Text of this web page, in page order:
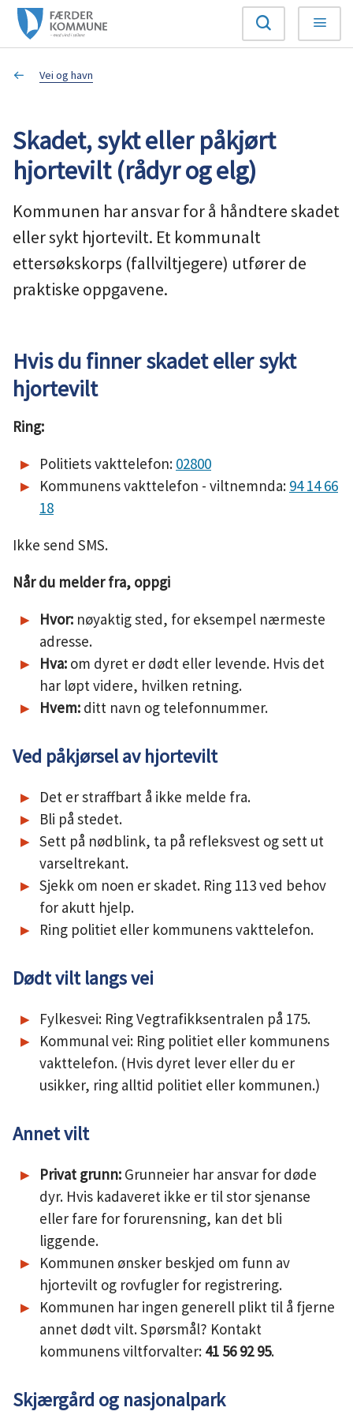
F
æ
d
e
r
k
o
m
u
e
Søk Meny
Du
her:
Vei og havn
Skadet, sykt eller påkjørt
hjortevilt (rådyr og elg)
Kommunen har ansvar for å håndtere skadet
eller sykt hjortevilt. Et kommunalt
ettersøkskorps (fallviltjegere) utfører de
praktiske oppgavene.
Hvis du finner skadet eller sykt
hjortevilt
Ring:
Politiets vakttelefon: 02800
Kommunens vakttelefon - viltnemnda: 94 14 66
18
Ikke send SMS.
Når du melder fra, oppgi
Hvor: nøyaktig sted, for eksempel nærmeste
adresse.
Hva: om dyret er dødt eller levende. Hvis det
har løpt videre, hvilken retning.
Hvem: ditt navn og telefonnummer.
Ved påkjørsel av hjortevilt
Det er straffbart å ikke melde fra.
Bli på stedet.
Sett på nødblink, ta på refleksvest og sett ut
varseltrekant.
Sjekk om noen er skadet. Ring 113 ved behov
for akutt hjelp.
Ring politiet eller kommunens vakttelefon.
Dødt vilt langs vei
Fylkesvei: Ring Vegtrafikksentralen på 175.
Kommunal vei: Ring politiet eller kommunens
vakttelefon. (Hvis dyret lever eller du er
usikker, ring alltid politiet eller kommunen.)
Annet vilt
Privat grunn: Grunneier har ansvar for døde
dyr. Hvis kadaveret ikke er til stor sjenanse
eller fare for forurensning, kan det bli
liggende.
Kommunen ønsker beskjed om funn av
hjortevilt og rovfugler for registrering.
Kommunen har ingen generell plikt til å fjerne
annet dødt vilt. Spørsmål? Kontakt
kommunens viltforvalter: 41 56 92 95.
Skjærgård og nasjonalpark